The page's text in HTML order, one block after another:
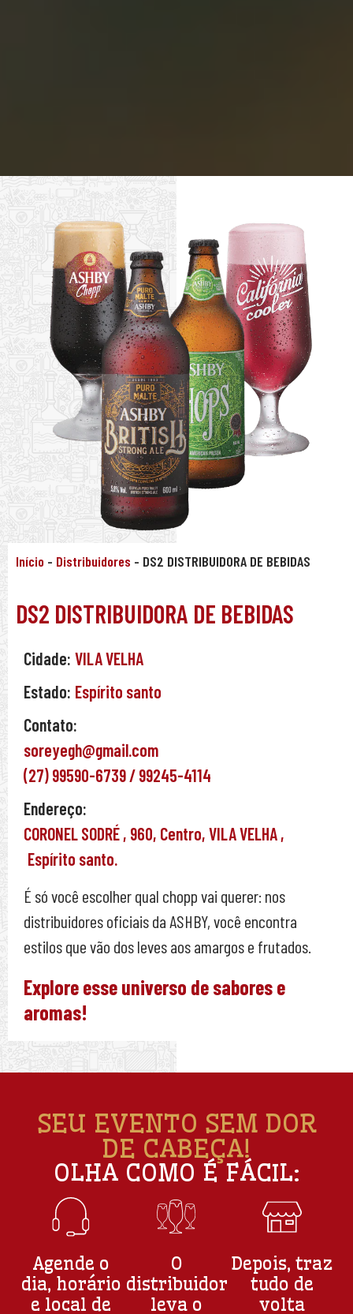
Início - Distribuidores - DS2 DISTRIBUIDORA DE BEBIDAS
DS2 DISTRIBUIDORA DE BEBIDAS
Cidade: VILA VELHA
Estado: Espírito santo
Contato:
soreyegh@gmail.com
(27) 99590-6739 / 99245-4114
Endereço:
CORONEL SODRÉ , 960, Centro,VILA VELHA ,
Espírito santo.
É só você escolher qual chopp vai querer: nos
distribuidores oficiais da ASHBY, você encontra
estilos que vão dos leves aos amargos e frutados.
Explore esse universo de sabores e
aromas!
SEU EVENTO SEM DOR
DE CABEÇA!
OLHA COMO É FÁCIL:
Agende o
dia, horário
e local de
O
distribuidor
leva o
Depois, traz
tudo de
volta